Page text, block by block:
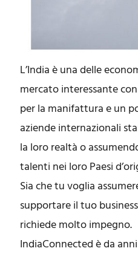
L’India è una delle
mercato interessante
per la manifattura e un
aziende internazionali
la loro realtà o
talenti nei loro Paesi
Sia che tu voglia
supportare il tuo
richiede molto impegno.
IndiaConnected è da